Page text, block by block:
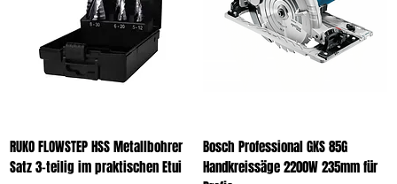
RUKO FLOWSTEP HSS Metallbohrer
Satz 3-teilig im praktischen Etui
Bosch Professional GKS 85G
Handkreissäge 2200W 235mm für